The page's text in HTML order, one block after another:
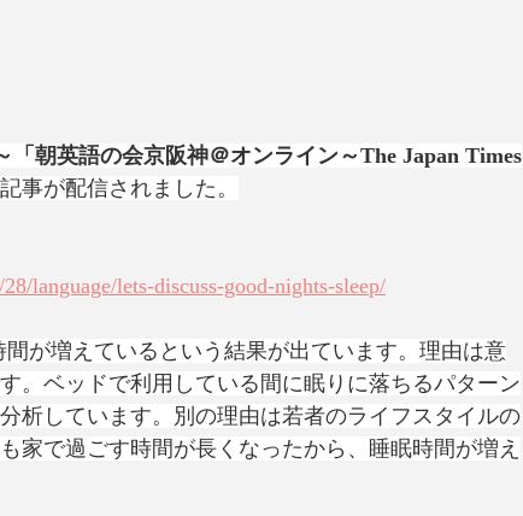
「朝英語の会京阪神＠オンライン～The Japan Times
事が配信されました。
language/lets-discuss-good-nights-sleep/
が増えているという結果が出ています。理由は意
。ベッドで利用している間に眠りに落ちるパターン
析しています。別の理由は若者のライフスタイルの
家で過ごす時間が長くなったから、睡眠時間が増え